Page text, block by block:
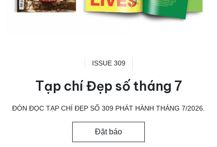
ISSUE 309
Tạp chí Đẹp số tháng 7
ĐÓN ĐỌC TẠP CHÍ ĐẸP SỐ 309 PHÁT HÀNH THÁNG 7/2026.
Đặt báo